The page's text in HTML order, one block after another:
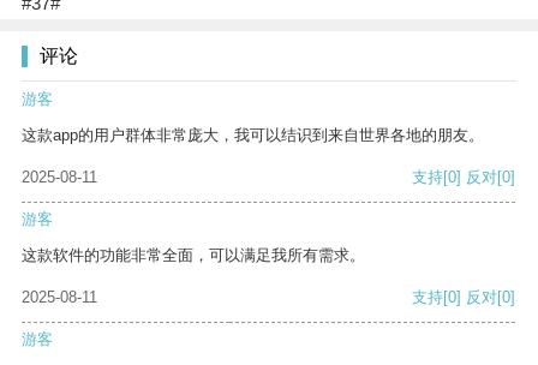
评论
游客
这款app的用户群体非常庞大，我可以结识到来自世界各地的朋友。
2025-08-11 支持[0] 反对[0]
游客
这款软件的功能非常全面，可以满足我所有需求。
2025-08-11 支持[0] 反对[0]
游客